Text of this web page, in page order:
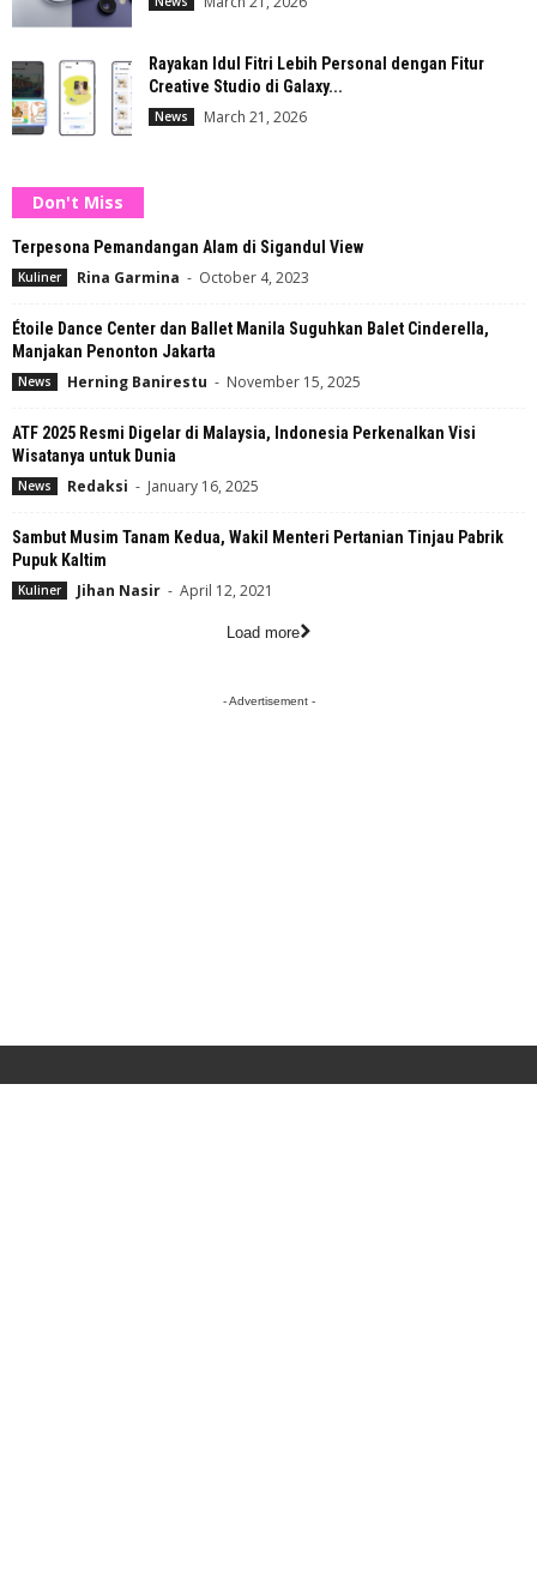
Rayakan Idul Fitri Lebih Personal dengan Fitur
Creative Studio di Galaxy...
News March 21, 2026
Don't Miss
Terpesona Pemandangan Alam di Sigandul View
Kuliner Rina Garmina - October 4, 2023
Étoile Dance Center dan Ballet Manila Suguhkan Balet Cinderella,
Manjakan Penonton Jakarta
News Herning Banirestu - November 15, 2025
ATF 2025 Resmi Digelar di Malaysia, Indonesia Perkenalkan Visi
Wisatanya untuk Dunia
News Redaksi - January 16, 2025
Sambut Musim Tanam Kedua, Wakil Menteri Pertanian Tinjau Pabrik
Pupuk Kaltim
Kuliner Jihan Nasir - April 12, 2021
Load more
- Advertisement -